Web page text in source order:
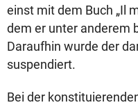
einst mit dem Buch „Il
dem er unter anderem
Daraufhin wurde der
suspendiert.
Bei der